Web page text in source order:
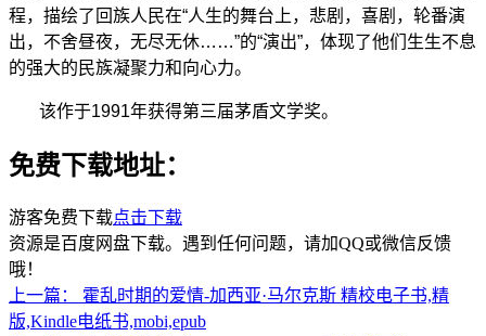
程，描绘了回族人民在“人生的舞台上，悲剧，喜剧，轮番演
出，不舍昼夜，无尽无休……”的“演出”，体现了他们生生不息
的强大的民族凝聚力和向心力。
该作于1991年获得第三届茅盾文学奖。
免费下载地址：
游客免费下载点击下载
资源是百度网盘下载。遇到任何问题，请加QQ或微信反馈
哦！
上一篇：
霍乱时期的爱情-加西亚·马尔克斯 精校电子书,精
版,Kindle电纸书,mobi,epub